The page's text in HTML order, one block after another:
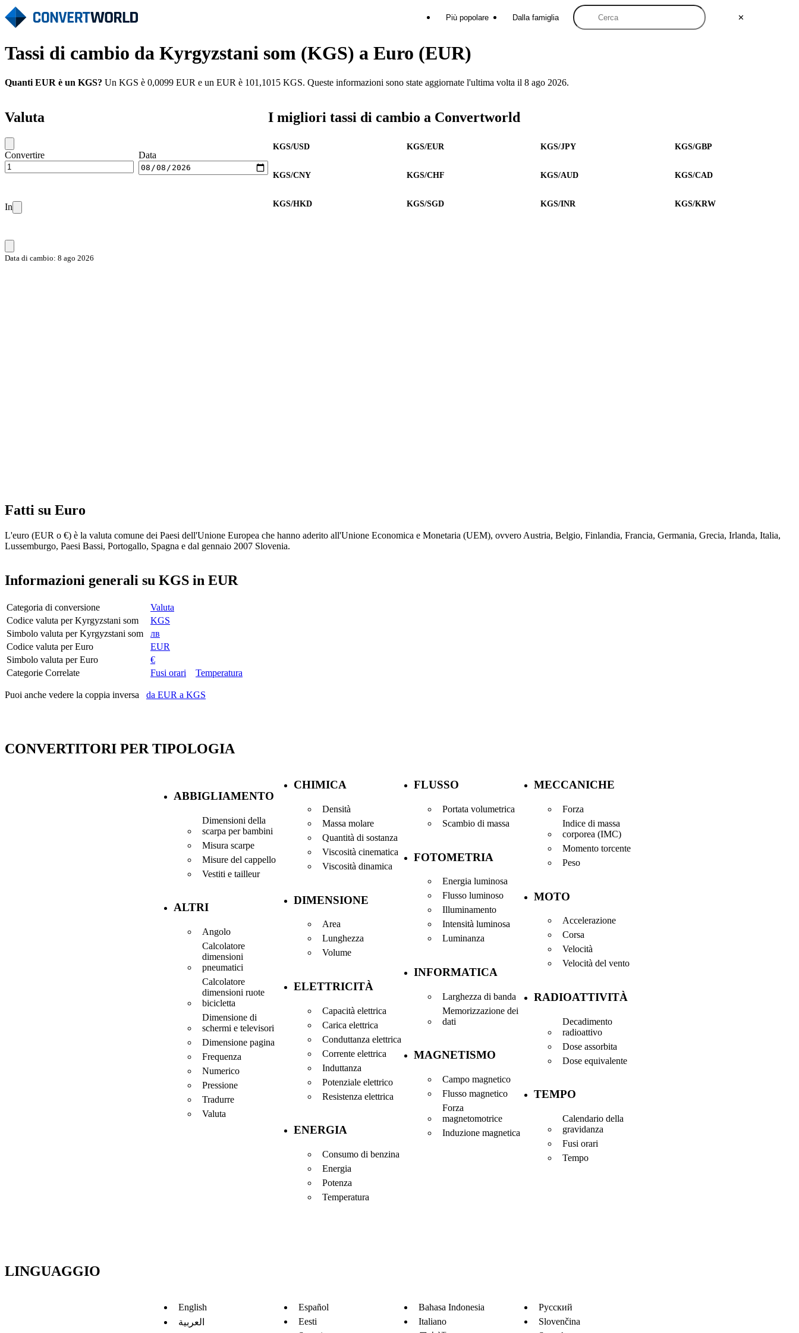
✕
Più popolare Dalla famiglia
Tassi di cambio da Kyrgyzstani som (KGS) a Euro (EUR)
Quanti EUR è un KGS? Un KGS è 0,0099 EUR e un EUR è 101,1015 KGS. Queste informazioni sono state aggiornate l'ultima volta il 8 ago 2026.
Valuta
Convertire Data
In
Data di cambio: 8 ago 2026
I migliori tassi di cambio a Convertworld
KGS/USD KGS/EUR KGS/JPY KGS/GBP
KGS/CNY KGS/CHF KGS/AUD KGS/CAD
KGS/HKD KGS/SGD KGS/INR KGS/KRW
Fatti su Euro
L'euro (EUR o €) è la valuta comune dei Paesi dell'Unione Europea che hanno aderito all'Unione Economica e Monetaria (UEM), ovvero Austria, Belgio, Finlandia, Francia, Germania, Grecia, Irlanda, Italia,
Lussemburgo, Paesi Bassi, Portogallo, Spagna e dal gennaio 2007 Slovenia.
Informazioni generali su KGS in EUR
Categoria di conversione
Valuta
Codice valuta per Kyrgyzstani som
KGS
Simbolo valuta per Kyrgyzstani som
лв
Codice valuta per Euro
EUR
Simbolo valuta per Euro
€
Categorie Correlate
Fusi orari Temperatura
Puoi anche vedere la coppia inversa da EUR a KGS
CONVERTITORI PER TIPOLOGIA
ABBIGLIAMENTO
Dimensioni della
scarpa per bambini
Misura scarpe
Misure del cappello
Vestiti e tailleur
ALTRI
Angolo
Calcolatore
dimensioni
pneumatici
Calcolatore
dimensioni ruote
bicicletta
Dimensione di
schermi e televisori
Dimensione pagina
Frequenza
Numerico
Pressione
Tradurre
Valuta
CHIMICA
Densità
Massa molare
Quantità di sostanza
Viscosità cinematica
Viscosità dinamica
DIMENSIONE
Area
Lunghezza
Volume
ELETTRICITÀ
Capacità elettrica
Carica elettrica
Conduttanza elettrica
Corrente elettrica
Induttanza
Potenziale elettrico
Resistenza elettrica
ENERGIA
Consumo di benzina
Energia
Potenza
Temperatura
FLUSSO
Portata volumetrica
Scambio di massa
FOTOMETRIA
Energia luminosa
Flusso luminoso
Illuminamento
Intensità luminosa
Luminanza
INFORMATICA
Larghezza di banda
Memorizzazione dei
dati
MAGNETISMO
Campo magnetico
Flusso magnetico
Forza
magnetomotrice
Induzione magnetica
MECCANICHE
Forza
Indice di massa
corporea (IMC)
Momento torcente
Peso
MOTO
Accelerazione
Corsa
Velocità
Velocità del vento
RADIOATTIVITÀ
Decadimento
radioattivo
Dose assorbita
Dose equivalente
TEMPO
Calendario della
gravidanza
Fusi orari
Tempo
LINGUAGGIO
English
العربية
Español
Eesti
Bahasa Indonesia
Italiano
Русский
Slovenčina